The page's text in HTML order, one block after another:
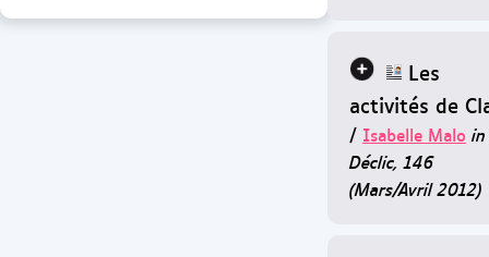
Les
activités de
/ Isabelle Malo in
Déclic, 146
(Mars/Avril 2012)